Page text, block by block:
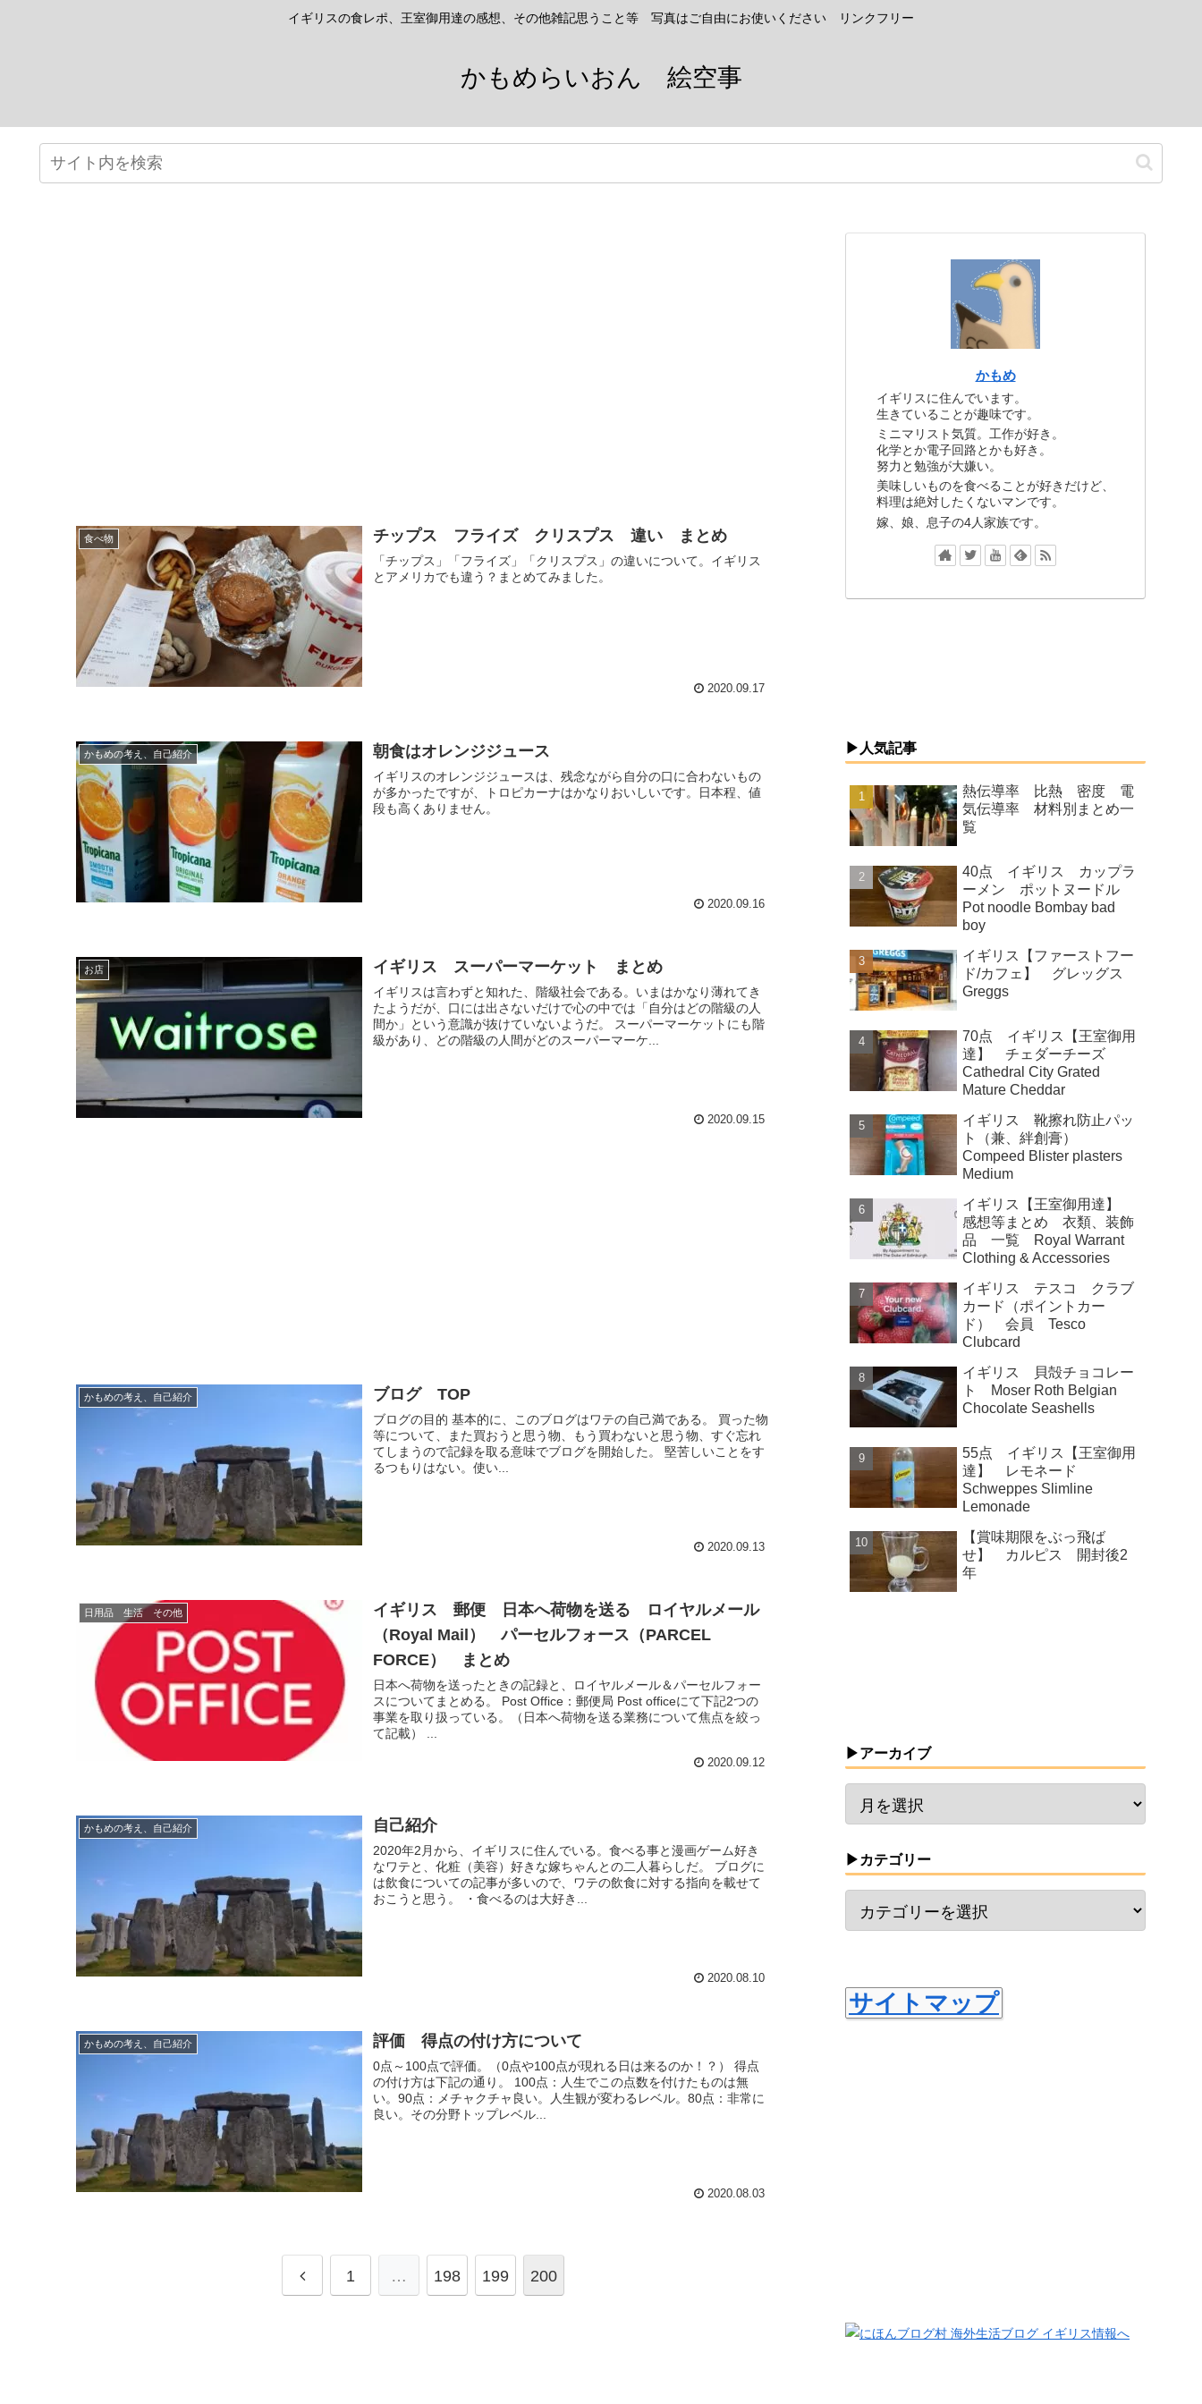
イギリスの食レポ、王室御用達の感想、その他雑記思うこと等 写真はご自由にお使いください リンクフリー
かもめらいおん 絵空事
食べ物 チップス フライズ クリスプス 違い まとめ
「チップス」「フライズ」「クリスプス」の違いについて。イギリス
とアメリカでも違う？まとめてみました。
2020.09.17
かもめの考え、自己紹介 朝食はオレンジジュース
イギリスのオレンジジュースは、残念ながら自分の口に合わないもの
が多かったですが、トロピカーナはかなりおいしいです。日本程、値
段も高くありません。
2020.09.16
お店 イギリス スーパーマーケット まとめ
イギリスは言わずと知れた、階級社会である。いまはかなり薄れてき
たようだが、口には出さないだけで心の中では「自分はどの階級の人
間か」という意識が抜けていないようだ。 スーパーマーケットにも階
級があり、どの階級の人間がどのスーパーマーケ...
2020.09.15
かもめの考え、自己紹介 ブログ TOP
ブログの目的 基本的に、このブログはワテの自己満である。 買った物
等について、また買おうと思う物、もう買わないと思う物、すぐ忘れ
てしまうので記録を取る意味でブログを開始した。 堅苦しいことをす
るつもりはない。使い...
2020.09.13
日用品 生活 その他
イギリス 郵便 日本へ荷物を送る ロイヤルメール
（Royal Mail） パーセルフォース（PARCEL
FORCE） まとめ
日本へ荷物を送ったときの記録と、ロイヤルメール＆パーセルフォー
スについてまとめる。 Post Office：郵便局 Post officeにて下記2つの
事業を取り扱っている。（日本へ荷物を送る業務について焦点を絞っ
て記載） ...
2020.09.12
かもめの考え、自己紹介 自己紹介
2020年2月から、イギリスに住んでいる。食べる事と漫画ゲーム好き
なワテと、化粧（美容）好きな嫁ちゃんとの二人暮らしだ。 ブログに
は飲食についての記事が多いので、ワテの飲食に対する指向を載せて
おこうと思う。 ・食べるのは大好き...
2020.08.10
かもめの考え、自己紹介 評価 得点の付け方について
0点～100点で評価。（0点や100点が現れる日は来るのか！？） 得点
の付け方は下記の通り。 100点：人生でこの点数を付けたものは無
い。90点：メチャクチャ良い。人生観が変わるレベル。80点：非常に
良い。その分野トップレベル...
2020.08.03
1 … 198 199 200
かもめ
イギリスに住んでいます。
生きていることが趣味です。
ミニマリスト気質。工作が好き。
化学とか電子回路とかも好き。
努力と勉強が大嫌い。
美味しいものを食べることが好きだけど、
料理は絶対したくないマンです。
嫁、娘、息子の4人家族です。
▶人気記事
熱伝導率 比熱 密度 電
気伝導率 材料別まとめ一
覧
40点 イギリス カップラ
ーメン ポットヌードル
Pot noodle Bombay bad
boy
イギリス【ファーストフー
ド/カフェ】 グレッグス
Greggs
70点 イギリス【王室御用
達】 チェダーチーズ
Cathedral City Grated
Mature Cheddar
イギリス 靴擦れ防止パッ
ト（兼、絆創膏）
Compeed Blister plasters
Medium
イギリス【王室御用達】
感想等まとめ 衣類、装飾
品 一覧 Royal Warrant
Clothing & Accessories
イギリス テスコ クラブ
カード（ポイントカー
ド） 会員 Tesco
Clubcard
イギリス 貝殻チョコレー
ト Moser Roth Belgian
Chocolate Seashells
55点 イギリス【王室御用
達】 レモネード
Schweppes Slimline
Lemonade
【賞味期限をぶっ飛ば
せ】 カルピス 開封後2
年
▶アーカイブ
▶カテゴリー
サイトマップ